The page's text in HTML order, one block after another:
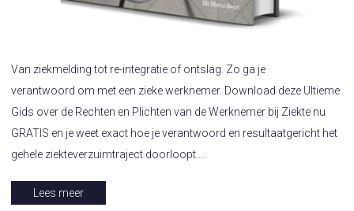
Van ziekmelding tot re-integratie of ontslag. Zo ga je
verantwoord om met een zieke werknemer. Download deze Ultieme
Gids over de Rechten en Plichten van de Werknemer bij Ziekte nu
GRATIS en je weet exact hoe je verantwoord en resultaatgericht het
gehele ziekteverzuimtraject doorloopt....
Lees meer